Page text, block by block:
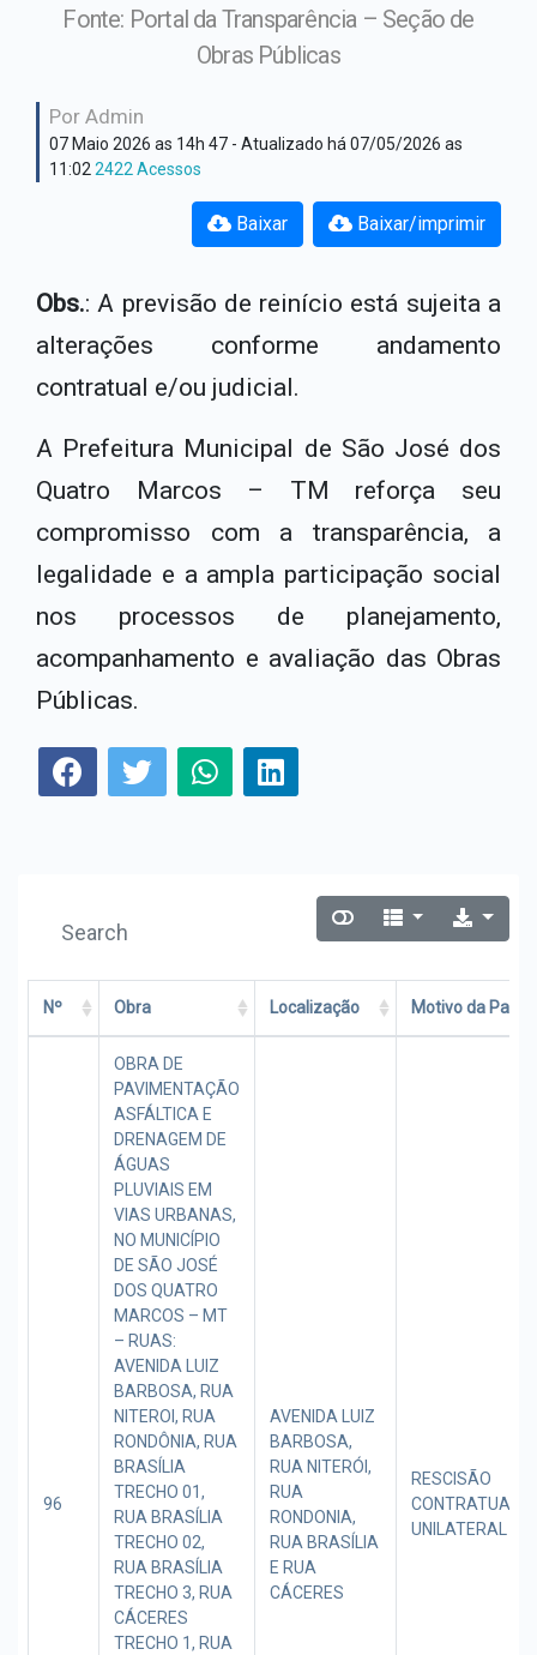
Hino Oficial
Cultura e costumes
Plano Institucional
Secretaria Assistência
Social
Secretaria de Fazenda
Secretaria de Obras
Secretaria de Saúde
Fonte: Portal da Transparência – Seção de
Obras Públicas
Por Admin
07 Maio 2026 as 14h 47 - Atualizado há 07/05/2026 as
11:022422 Acessos
Baixar/imprimir
Baixar
Obs.: A previsão de reinício está sujeita a
alterações conforme andamento
contratual e/ou judicial.
A Prefeitura Municipal de São José dos
Quatro Marcos – TM reforça seu
compromisso com a transparência, a
legalidade e a ampla participação social
nos processos de planejamento,
acompanhamento e avaliação das Obras
Públicas.
Nº Obra Localização Motivo da
96
OBRA DE
PAVIMENTAÇÃO
ASFÁLTICA E
DRENAGEM DE
ÁGUAS
PLUVIAIS EM
VIAS URBANAS,
NO MUNICÍPIO
DE SÃO JOSÉ
DOS QUATRO
MARCOS – MT
– RUAS:
AVENIDA LUIZ
BARBOSA, RUA
NITEROI, RUA
RONDÔNIA, RUA
BRASÍLIA
TRECHO 01,
RUA BRASÍLIA
TRECHO 02,
RUA BRASÍLIA
TRECHO 3, RUA
CÁCERES
TRECHO 1, RUA
AVENIDA LUIZ
BARBOSA,
RUA NITERÓI,
RUA
RONDONIA,
RUA BRASÍLIA
E RUA
CÁCERES
RESCISÃO
CONTRATUAL
UNILATERAL